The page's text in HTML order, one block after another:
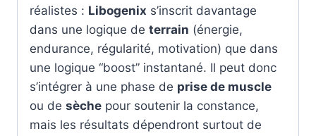
réalistes : Libogenix s’inscrit davantage
dans une logique de terrain (énergie,
endurance, régularité, motivation) que dans
une logique “boost” instantané. Il peut donc
s’intégrer à une phase de prise de muscle
ou de sèche pour soutenir la constance,
mais les résultats dépendront surtout de